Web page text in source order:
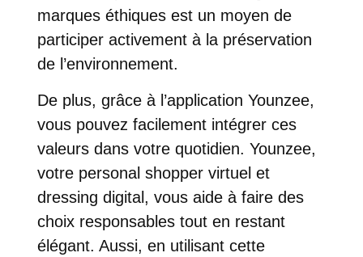
marques éthiques est un moyen de
participer activement à la préservation
de l’environnement.
De plus, grâce à l’application Younzee,
vous pouvez facilement intégrer ces
valeurs dans votre quotidien. Younzee,
votre personal shopper virtuel et
dressing digital, vous aide à faire des
choix responsables tout en restant
élégant. Aussi, en utilisant cette